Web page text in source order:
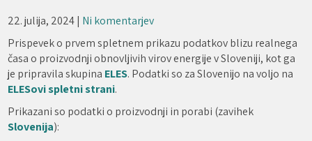
22. julija, 2024| Ni komentarjev
Prispevek o prvem spletnem prikazu podatkov blizu realnega
časa o proizvodnji obnovljivih virov energije v Sloveniji, kot ga
je pripravila skupina ELES. Podatki so za Slovenijo na voljo na
ELESovi spletni strani.
Prikazani so podatki o proizvodnji in porabi (zavihek
Slovenija):